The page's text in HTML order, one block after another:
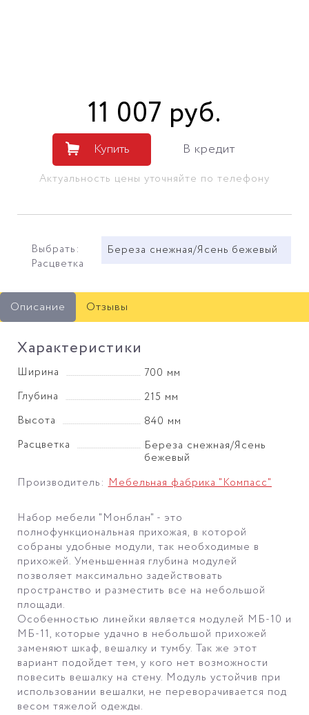
11 007 руб.
Купить В кредит
Актуальность цены уточняйте по телефону
Выбрать:
Расцветка
Береза снежная/Ясень бежевый
Описание Отзывы
Характеристики
Ширина
700 мм
Глубина
215 мм
Высота
840 мм
Расцветка
Береза снежная/Ясень
бежевый
Производитель:Мебельная фабрика "Компасс"
Набор мебели "Монблан" - это
полнофункциональная прихожая, в которой
собраны удобные модули, так необходимые в
прихожей. Уменьшенная глубина модулей
позволяет максимально задействовать
пространство и разместить все на небольшой
площади.
Особенностью линейки является модулей МБ-10 и
МБ-11, которые удачно в небольшой прихожей
заменяют шкаф, вешалку и тумбу. Так же этот
вариант подойдет тем, у кого нет возможности
повесить вешалку на стену. Модуль устойчив при
использовании вешалки, не переворачивается под
весом тяжелой одежды.